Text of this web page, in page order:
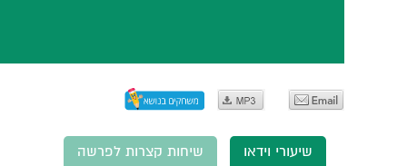
שיעורי וידאו שיחות קצרות לפרשה